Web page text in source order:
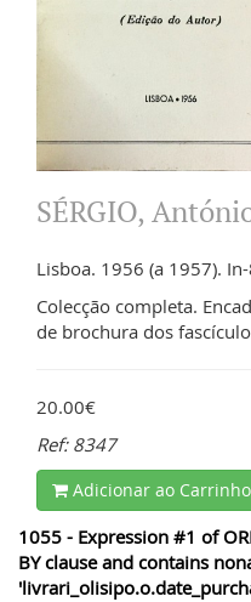
SÉRGIO,
Lisboa. 1956 (a 1957).
Colecção completa.
de brochura dos
20.00€
Ref: 8347
Adicionar ao Carrinho
1055 - Expression #1 of
BY clause and contains